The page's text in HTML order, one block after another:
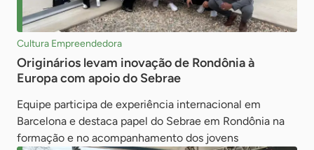
Cultura Empreendedora
Originários levam inovação de Rondônia à
Europa com apoio do Sebrae
Equipe participa de experiência internacional em
Barcelona e destaca papel do Sebrae em Rondônia na
formação e no acompanhamento dos jovens